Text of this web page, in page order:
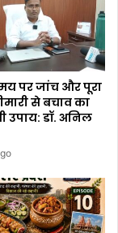
पर जांच और पूरा
से बचाव का
उपाय: डॉ. अनिल